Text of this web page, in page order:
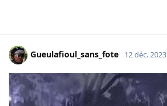
Gueulafioul_sans_fote 12 déc. 2023